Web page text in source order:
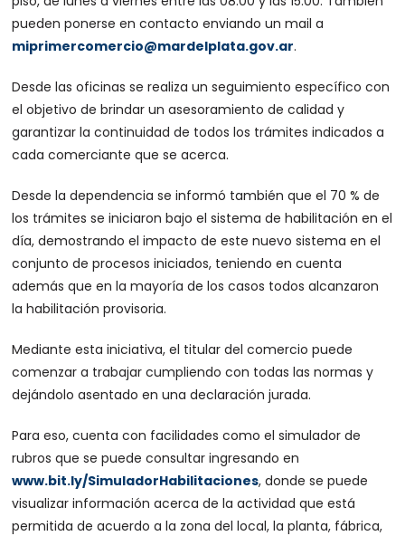
pueden ponerse en contacto enviando un mail a
miprimercomercio@mardelplata.gov.ar.
Desde las oficinas se realiza un seguimiento específico con
el objetivo de brindar un asesoramiento de calidad y
garantizar la continuidad de todos los trámites indicados a
cada comerciante que se acerca.
Desde la dependencia se informó también que el 70 % de
los trámites se iniciaron bajo el sistema de habilitación en el
día, demostrando el impacto de este nuevo sistema en el
conjunto de procesos iniciados, teniendo en cuenta
además que en la mayoría de los casos todos alcanzaron
la habilitación provisoria.
Mediante esta iniciativa, el titular del comercio puede
comenzar a trabajar cumpliendo con todas las normas y
dejándolo asentado en una declaración jurada.
Para eso, cuenta con facilidades como el simulador de
rubros que se puede consultar ingresando en
www.bit.ly/SimuladorHabilitaciones, donde se puede
visualizar información acerca de la actividad que está
permitida de acuerdo a la zona del local, la planta, fábrica,